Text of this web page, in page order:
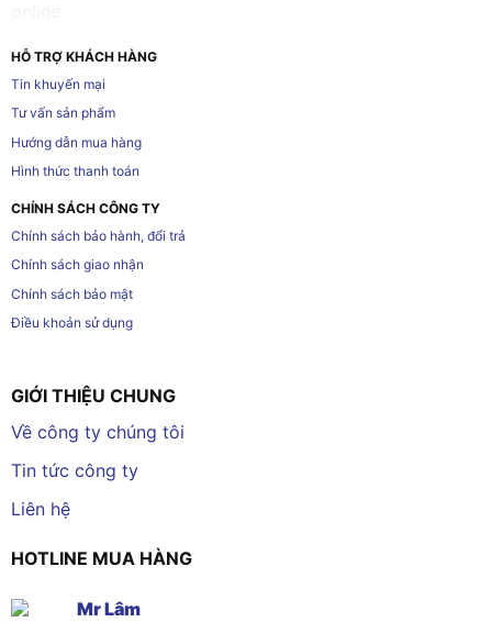
HỖ TRỢ KHÁCH HÀNG
Tin khuyến mại
Tư vấn sản phẩm
Hướng dẫn mua hàng
Hình thức thanh toán
CHÍNH SÁCH CÔNG TY
Chính sách bảo hành, đổi trả
Chính sách giao nhận
Chính sách bảo mật
Điều khoản sử dụng
GIỚI THIỆU CHUNG
Về công ty chúng tôi
Tin tức công ty
Liên hệ
HOTLINE MUA HÀNG
Mr Lâm